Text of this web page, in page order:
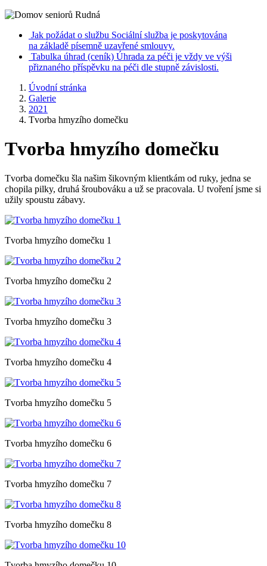
Jak požádat o službu Sociální služba je poskytována
na základě písemně uzavřené smlouvy.
Tabulka úhrad (ceník) Úhrada za péči je vždy ve výši
přiznaného příspěvku na péči dle stupně závislosti.
Úvodní stránka
Galerie
2021
Tvorba hmyzího domečku
Tvorba hmyzího domečku
Tvorba domečku šla našim šikovným klientkám od ruky, jedna se
chopila pilky, druhá šroubováku a už se pracovala. U tvoření jsme si
užily spoustu zábavy.
Tvorba hmyzího domečku 1
Tvorba hmyzího domečku 2
Tvorba hmyzího domečku 3
Tvorba hmyzího domečku 4
Tvorba hmyzího domečku 5
Tvorba hmyzího domečku 6
Tvorba hmyzího domečku 7
Tvorba hmyzího domečku 8